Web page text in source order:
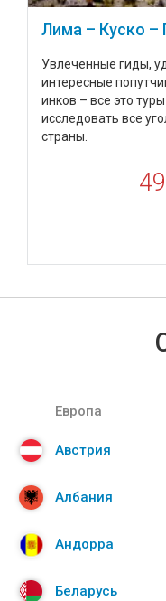
Лима – Куско –
Увлеченные гиды,
интересные
инков – все это
исследовать все
страны.
Европа
Австрия
Албания
Андорра
Беларусь